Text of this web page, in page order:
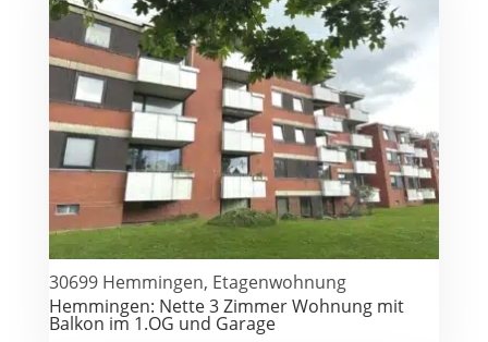
30699 Hemmingen, Etagenwohnung
Hemmingen: Nette 3 Zimmer Wohnung mit
Balkon im 1.OG und Garage